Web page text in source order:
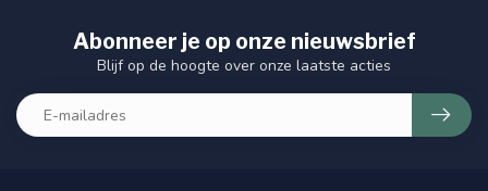
Abonneer je op onze nieuwsbrief
Blijf op de hoogte over onze laatste acties